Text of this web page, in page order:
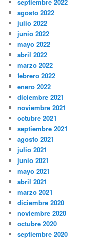
agosto 2022
julio 2022
junio 2022
mayo 2022
abril 2022
marzo 2022
febrero 2022
enero 2022
diciembre 2021
noviembre 2021
octubre 2021
septiembre 2021
agosto 2021
julio 2021
junio 2021
mayo 2021
abril 2021
marzo 2021
diciembre 2020
noviembre 2020
octubre 2020
septiembre 2020